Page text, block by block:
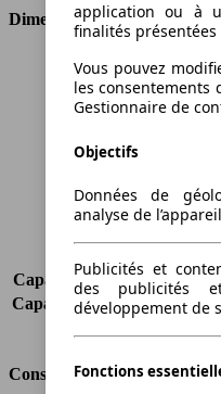
Dimensions
Longueur
Hauteur
Largeur
Poids maximum
Charge maximale
Portes
Capacité de remorquage
Capacité de remorquage
Consommation
application ou à
finalités présentées
Vous pouvez
les consentements
Gestionnaire de
Objectifs
Données de
analyse de l’appareil
Publicités et
des publicités
développement de
Fonctions